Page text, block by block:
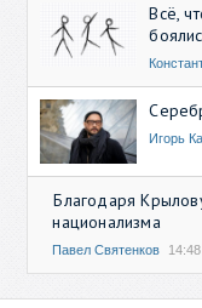
Всё,
Игорь
Благодаря
национализма
Павел Святенков 14:48